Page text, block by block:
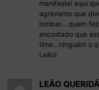
manifestei aqui
agravante que
lombar….quem
encostado que
time…ninguém o
Leão!
LEÃO